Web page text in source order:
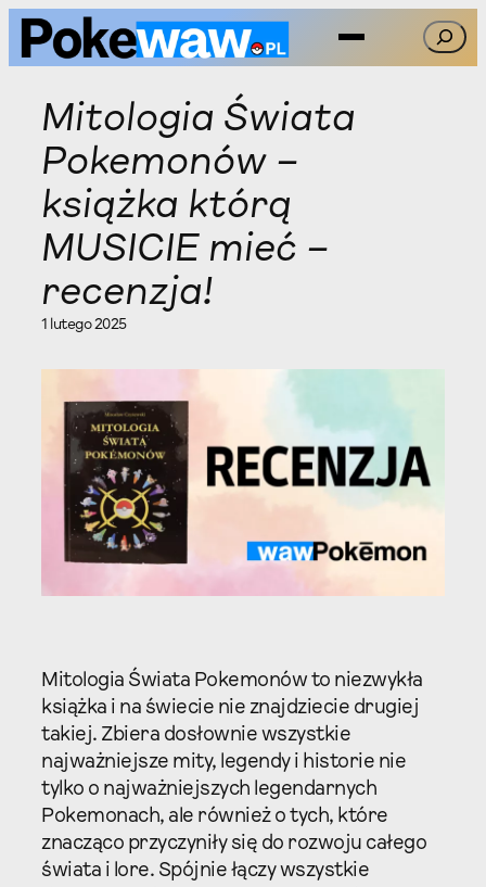
Przejdź
Szukaj
Mitologia Świata
Pokemonów –
książka którą
MUSICIE mieć –
recenzja!
1 lutego 2025
Mitologia Świata Pokemonów to niezwykła
książka i na świecie nie znajdziecie drugiej
takiej. Zbiera dosłownie wszystkie
najważniejsze mity, legendy i historie nie
tylko o najważniejszych legendarnych
Pokemonach, ale również o tych, które
znacząco przyczyniły się do rozwoju całego
świata i lore. Spójnie łączy wszystkie